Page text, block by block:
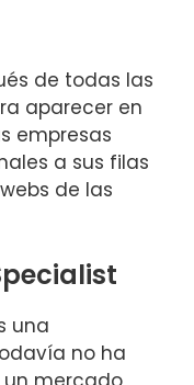
de todas las
aparecer en
empresas
a sus filas
de las
una
no ha